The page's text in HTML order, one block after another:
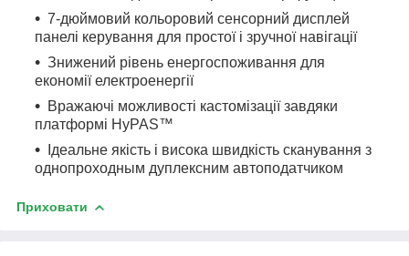
7-дюймовий кольоровий сенсорний дисплей
панелі керування для простої і зручної навігації
Знижений рівень енергоспоживання для
економії електроенергії
Вражаючі можливості кастомізації завдяки
платформі HyPAS™
Ідеальне якість і висока швидкість сканування з
однопроходным дуплексним автоподатчиком
Приховати